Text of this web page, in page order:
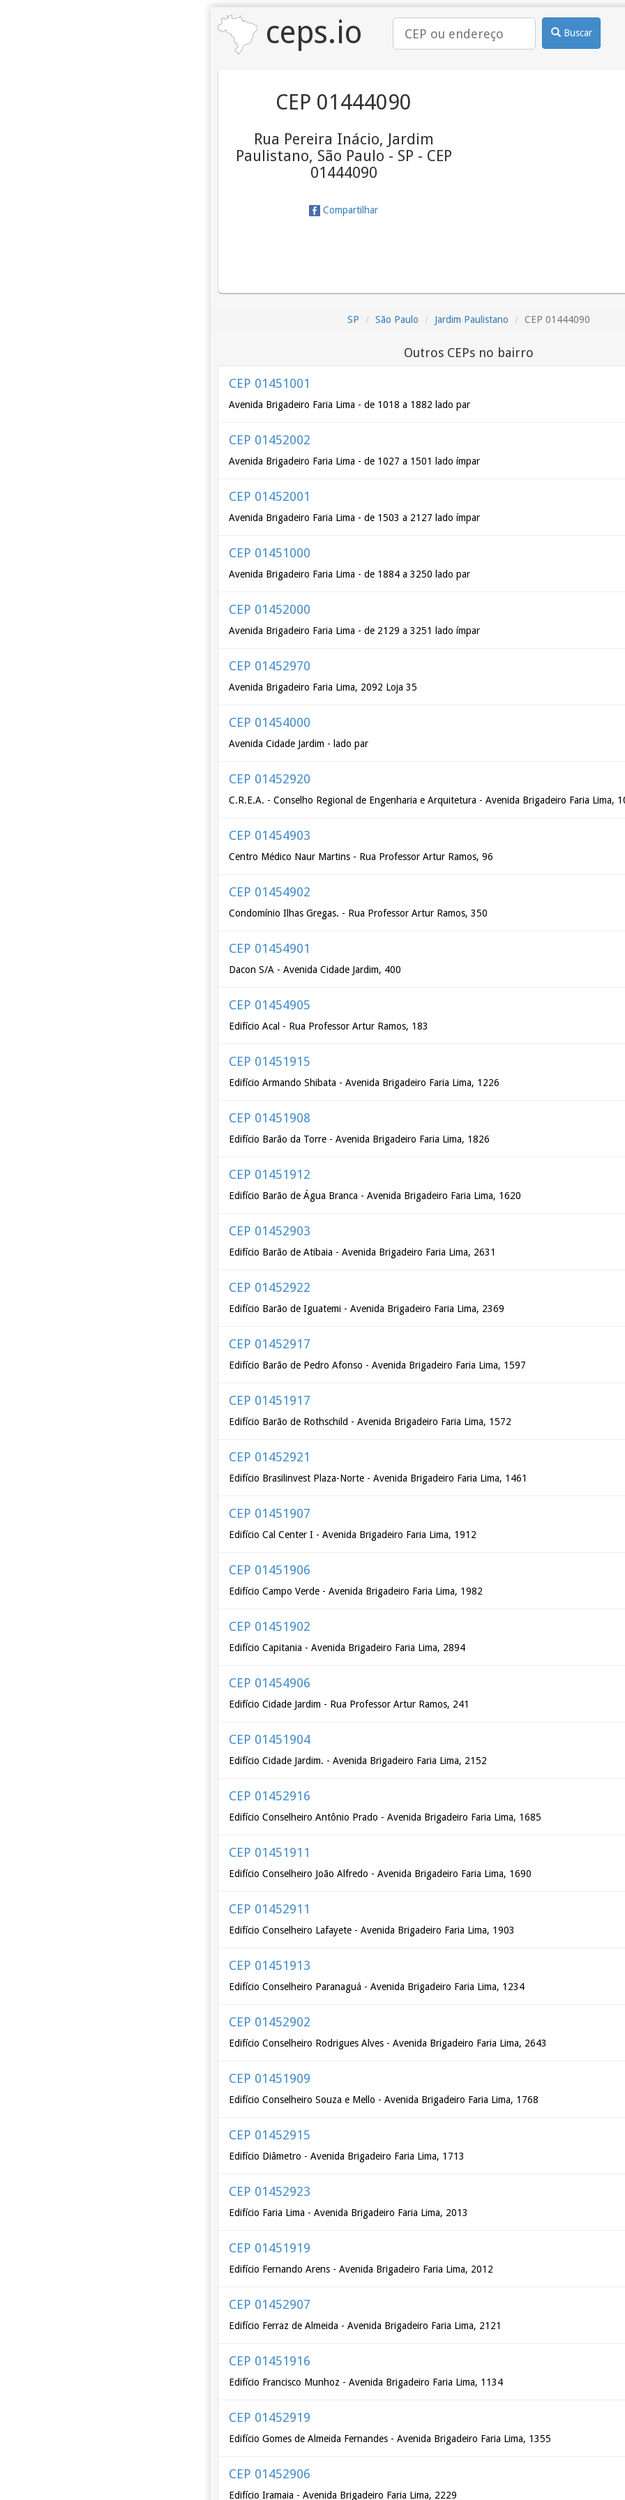
ceps.io Buscar
CEP 01444090
Rua Pereira Inácio, Jardim
Paulistano, São Paulo - SP - CEP
01444090
Compartilhar
SP São Paulo Jardim Paulistano CEP 01444090
Outros CEPs no bairro
CEP 01451001
Avenida Brigadeiro Faria Lima - de 1018 a 1882 lado par
CEP 01452002
Avenida Brigadeiro Faria Lima - de 1027 a 1501 lado ímpar
CEP 01452001
Avenida Brigadeiro Faria Lima - de 1503 a 2127 lado ímpar
CEP 01451000
Avenida Brigadeiro Faria Lima - de 1884 a 3250 lado par
CEP 01452000
Avenida Brigadeiro Faria Lima - de 2129 a 3251 lado ímpar
CEP 01452970
Avenida Brigadeiro Faria Lima, 2092 Loja 35
CEP 01454000
Avenida Cidade Jardim - lado par
CEP 01452920
C.R.E.A. - Conselho Regional de Engenharia e Arquitetura - Avenida Brigadeiro Faria Lima,
CEP 01454903
Centro Médico Naur Martins - Rua Professor Artur Ramos, 96
CEP 01454902
Condomínio Ilhas Gregas. - Rua Professor Artur Ramos, 350
CEP 01454901
Dacon S/A - Avenida Cidade Jardim, 400
CEP 01454905
Edifício Acal - Rua Professor Artur Ramos, 183
CEP 01451915
Edifício Armando Shibata - Avenida Brigadeiro Faria Lima, 1226
CEP 01451908
Edifício Barão da Torre - Avenida Brigadeiro Faria Lima, 1826
CEP 01451912
Edifício Barão de Água Branca - Avenida Brigadeiro Faria Lima, 1620
CEP 01452903
Edifício Barão de Atibaia - Avenida Brigadeiro Faria Lima, 2631
CEP 01452922
Edifício Barão de Iguatemi - Avenida Brigadeiro Faria Lima, 2369
CEP 01452917
Edifício Barão de Pedro Afonso - Avenida Brigadeiro Faria Lima, 1597
CEP 01451917
Edifício Barão de Rothschild - Avenida Brigadeiro Faria Lima, 1572
CEP 01452921
Edifício Brasilinvest Plaza-Norte - Avenida Brigadeiro Faria Lima, 1461
CEP 01451907
Edifício Cal Center I - Avenida Brigadeiro Faria Lima, 1912
CEP 01451906
Edifício Campo Verde - Avenida Brigadeiro Faria Lima, 1982
CEP 01451902
Edifício Capitania - Avenida Brigadeiro Faria Lima, 2894
CEP 01454906
Edifício Cidade Jardim - Rua Professor Artur Ramos, 241
CEP 01451904
Edifício Cidade Jardim. - Avenida Brigadeiro Faria Lima, 2152
CEP 01452916
Edifício Conselheiro Antônio Prado - Avenida Brigadeiro Faria Lima, 1685
CEP 01451911
Edifício Conselheiro João Alfredo - Avenida Brigadeiro Faria Lima, 1690
CEP 01452911
Edifício Conselheiro Lafayete - Avenida Brigadeiro Faria Lima, 1903
CEP 01451913
Edifício Conselheiro Paranaguá - Avenida Brigadeiro Faria Lima, 1234
CEP 01452902
Edifício Conselheiro Rodrigues Alves - Avenida Brigadeiro Faria Lima, 2643
CEP 01451909
Edifício Conselheiro Souza e Mello - Avenida Brigadeiro Faria Lima, 1768
CEP 01452915
Edifício Diâmetro - Avenida Brigadeiro Faria Lima, 1713
CEP 01452923
Edifício Faria Lima - Avenida Brigadeiro Faria Lima, 2013
CEP 01451919
Edifício Fernando Arens - Avenida Brigadeiro Faria Lima, 2012
CEP 01452907
Edifício Ferraz de Almeida - Avenida Brigadeiro Faria Lima, 2121
CEP 01451916
Edifício Francisco Munhoz - Avenida Brigadeiro Faria Lima, 1134
CEP 01452919
Edifício Gomes de Almeida Fernandes - Avenida Brigadeiro Faria Lima, 1355
CEP 01452906
Edifício Iramaia - Avenida Brigadeiro Faria Lima, 2229